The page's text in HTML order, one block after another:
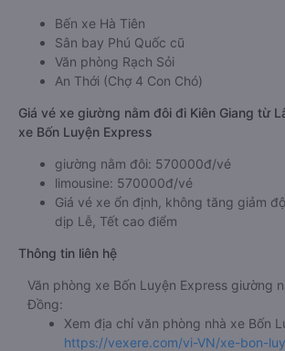
Bến xe Hà Tiên
Sân bay Phú Quốc cũ
Văn phòng Rạch Sỏi
An Thới (Chợ 4 Con Chó)
Giá vé xe giường nằm đôi đi Kiên Giang từ
xe Bốn Luyện Express
giường nằm đôi: 570000đ/vé
limousine: 570000đ/vé
Giá vé xe ổn định, không tăng giảm
dịp Lễ, Tết cao điểm
Thông tin liên hệ
Văn phòng xe Bốn Luyện Express giường
Đồng:
Xem địa chỉ văn phòng nhà xe Bốn
https://vexere.com/vi-VN/xe-bon-